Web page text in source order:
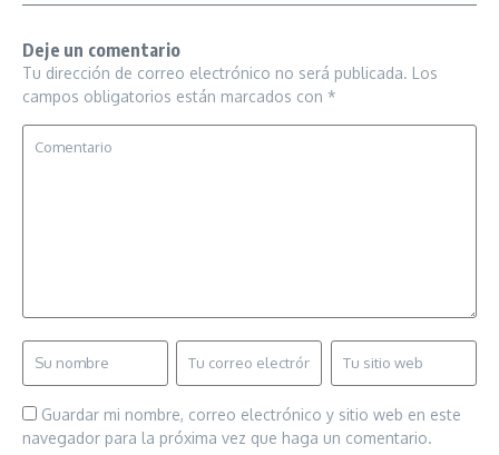
Deje un comentario
Tu dirección de correo electrónico no será publicada. Los
campos obligatorios están marcados con *
Guardar mi nombre, correo electrónico y sitio web en este
navegador para la próxima vez que haga un comentario.